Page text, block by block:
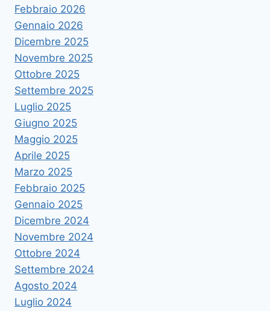
Febbraio 2026
Gennaio 2026
Dicembre 2025
Novembre 2025
Ottobre 2025
Settembre 2025
Luglio 2025
Giugno 2025
Maggio 2025
Aprile 2025
Marzo 2025
Febbraio 2025
Gennaio 2025
Dicembre 2024
Novembre 2024
Ottobre 2024
Settembre 2024
Agosto 2024
Luglio 2024